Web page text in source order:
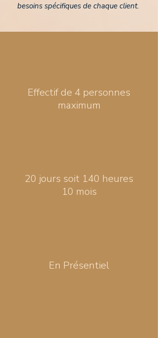
besoins spécifiques de chaque client.
Effectif de 4 personnes
maximum
20 jours soit 140 heures
10 mois
En Présentiel